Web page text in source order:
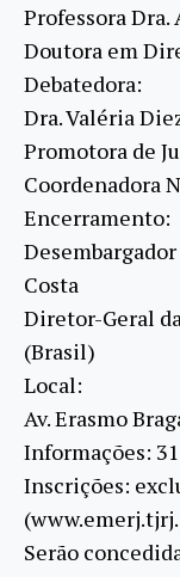
Professora
Doutora em
Debatedora:
Dra. Valéria
Promotora de
Coordenadora
Encerramento:
Costa
Diretor-Geral
(Brasil)
Local:
Av. Erasmo
Informações:
Inscrições:
Serão